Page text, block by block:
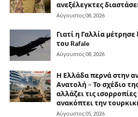
ανεξέλεγκτες
Αύγουστος 08, 2026
Γιατί η Γαλλία
του Rafale
Αύγουστος 08, 2026
Η Ελλάδα περνά στην
Ανατολή – Το σχέδιο
αλλάζει τις
ανακόπτει την
Αύγουστος 05, 2026